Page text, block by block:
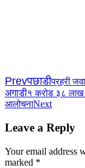
Prevपछाडीप्रहरी
अगाडी१ करोड ३८ लाख
आलोचनाNext
Leave a Reply
Your email address
marked *